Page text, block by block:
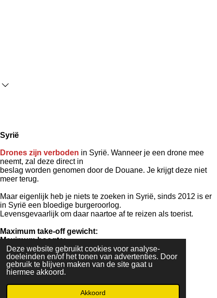
Deze website gebruikt cookies voor analyse-
doeleinden en/of het tonen van advertenties. Door
gebruik te blijven maken van de site gaat u
hiermee akkoord.
Akkoord
Syrië
Drones zijn verboden in Syrië. Wanneer je een drone mee
neemt, zal deze direct in
beslag worden genomen door de Douane. Je krijgt deze niet
meer terug.
Maar eigenlijk heb je niets te zoeken in Syrië, sinds 2012 is er
in Syrië een bloedige burgeroorlog.
Levensgevaarlijk om daar naartoe af te reizen als toerist.
Maximum take-off gewicht:
Maximum hoogte:
Maximum horizontale afstand:
Minimale leeftijd:
Maximale afstand van personen:
Verzekering:
Afstand vliegvelden/heliports :
Facebook